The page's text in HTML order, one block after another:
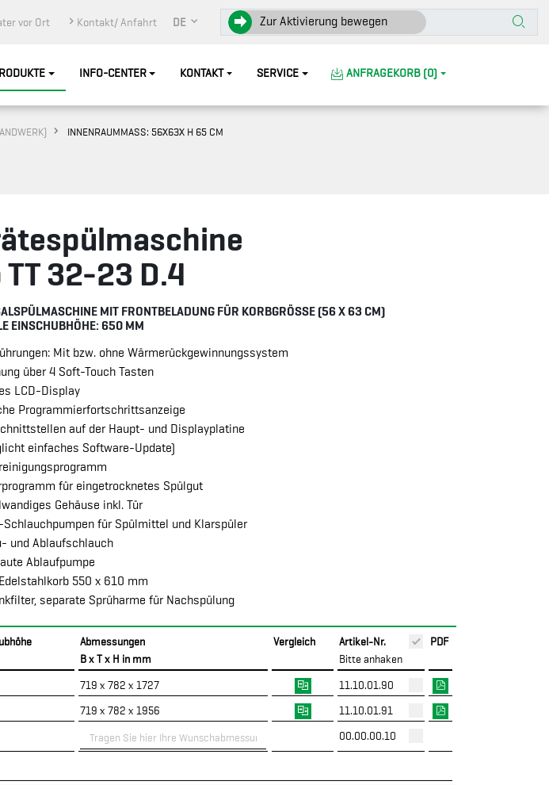
vor Ort Kontakt/ Anfahrt DE Zur Aktivierung bewegen
INFO-CENTER KONTAKT SERVICE ANFRAGEKORB (0)
INNENRAUMMASS: 56X63X H 65 CM
TT 32-23 D.4
MIT FRONTBELADUNG FÜR KORBGRÖSSE (56 X 63 CM)
EINSCHUBHÖHE: 650 MM
Mit bzw. ohne Wärmerückgewinnungssystem
über 4 Soft-Touch Tasten
LCD-Display
Programmierfortschrittsanzeige
auf der Haupt- und Displayplatine
einfaches Software-Update)
für eingetrocknetes Spülgut
Gehäuse inkl. Tür
Schlauchpumpen für Spülmittel und Klarspüler
und Ablaufschlauch
Ablaufpumpe
550 x 610 mm
separate Sprüharme für Nachspülung
Abmessungen
B x T x H in mm
Vergleich
Artikel-Nr.
Bitte anhaken
PDF
719 x 782 x 1727
11.10.01.90
719 x 782 x 1956
11.10.01.91
00.00.00.10